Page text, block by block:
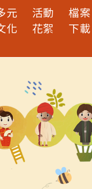
元
化
活動
花絮
檔案
下載